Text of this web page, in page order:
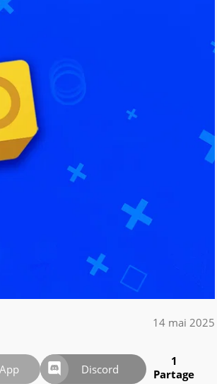
14 mai 2025
Discord
1
Partage